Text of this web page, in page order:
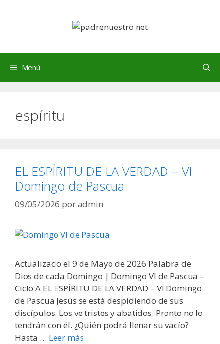
Menú
espíritu
EL ESPÍRITU DE LA VERDAD – VI
Domingo de Pascua
09/05/2026 poradmin
Actualizado el 9 de Mayo de 2026 Palabra de
Dios de cada Domingo | Domingo VI de Pascua –
Ciclo A EL ESPÍRITU DE LA VERDAD – VI Domingo
de Pascua Jesús se está despidiendo de sus
discípulos. Los ve tristes y abatidos. Pronto no lo
tendrán con él. ¿Quién podrá llenar su vacío?
Hasta … Leer más